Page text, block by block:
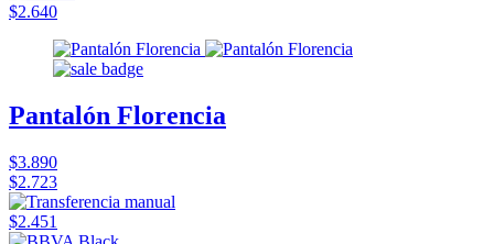
$2.640
Pantalón Florencia
$3.890
$2.723
$2.451